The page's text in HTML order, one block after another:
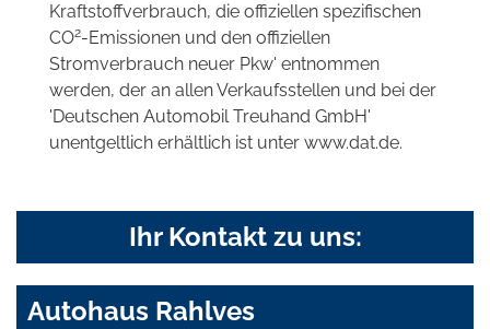
Kraftstoffverbrauch, die offiziellen spezifischen
CO2-Emissionen und den offiziellen
Stromverbrauch neuer Pkw' entnommen
werden, der an allen Verkaufsstellen und bei der
'Deutschen Automobil Treuhand GmbH'
unentgeltlich erhältlich ist unter www.dat.de.
Ihr Kontakt zu uns:
Autohaus Rahlves